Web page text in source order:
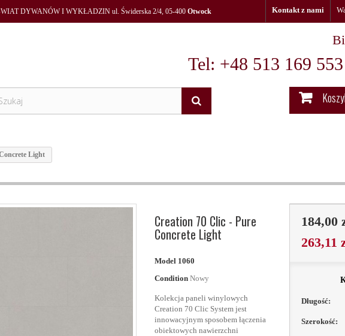
Kontakt z nami
DYWANÓW I WYKŁADZIN ul. Świderska 2/4, 05-400 Otwock
Tel: +48 513 169
Light
Creation 70 Clic - Pure
Concrete Light
Model 1060
Condition Nowy
Kolekcja paneli winylowych
Creation 70 Clic System jest
innowacyjnym sposobem łączenia
obiektowych nawierzchni
184,00
263,11
Długość:
Szerokość: